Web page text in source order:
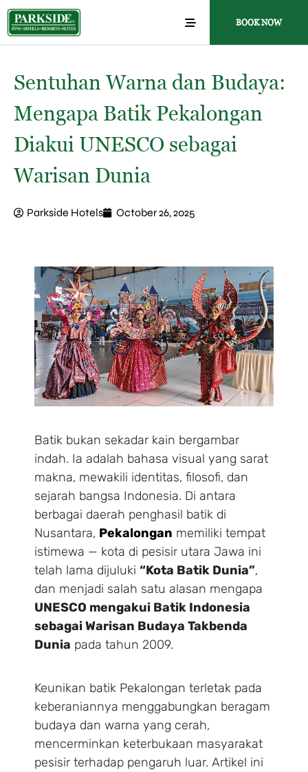
BOOK NOW
Sentuhan Warna dan Budaya:
Mengapa Batik Pekalongan
Diakui UNESCO sebagai
Warisan Dunia
Parkside Hotels October 26, 2025
Batik bukan sekadar kain bergambar
indah. Ia adalah bahasa visual yang sarat
makna, mewakili identitas, filosofi, dan
sejarah bangsa Indonesia. Di antara
berbagai daerah penghasil batik di
Nusantara, Pekalongan memiliki tempat
istimewa — kota di pesisir utara Jawa ini
telah lama dijuluki “Kota Batik Dunia”,
dan menjadi salah satu alasan mengapa
UNESCO mengakui Batik Indonesia
sebagai Warisan Budaya Takbenda
Dunia pada tahun 2009.
Keunikan batik Pekalongan terletak pada
keberaniannya menggabungkan beragam
budaya dan warna yang cerah,
mencerminkan keterbukaan masyarakat
pesisir terhadap pengaruh luar. Artikel ini